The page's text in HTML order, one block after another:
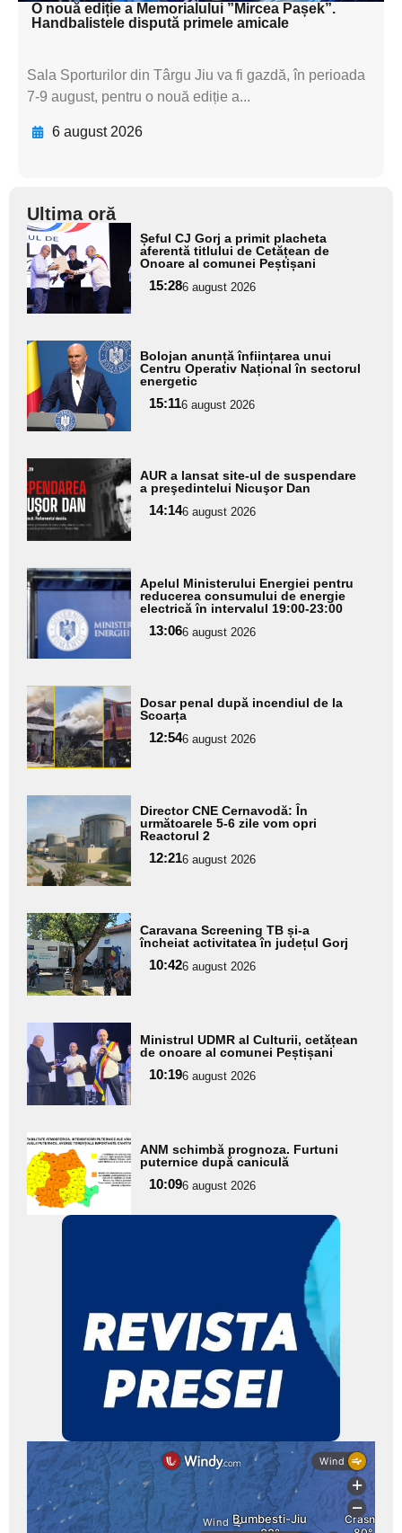
O nouă ediție a Memorialului ”Mircea Pașek”.
Handbalistele dispută primele amicale
Sala Sporturilor din Târgu Jiu va fi gazdă, în perioada
7-9 august, pentru o nouă ediție a...
6 august 2026
Ultima oră
Adaugă
aici textul
pentru
subtitlu
Șeful CJ Gorj a primit placheta
aferentă titlului de Cetățean de
Onoare al comunei Peștișani
15:286 august 2026
Adaugă
aici textul
pentru
subtitlu
Bolojan anunță înființarea unui
Centru Operativ Național în sectorul
energetic
15:116 august 2026
Adaugă
aici textul
pentru
subtitlu
AUR a lansat site-ul de suspendare
a preşedintelui Nicuşor Dan
14:146 august 2026
Adaugă
aici textul
pentru
subtitlu
Apelul Ministerului Energiei pentru
reducerea consumului de energie
electrică în intervalul 19:00-23:00
13:066 august 2026
Adaugă
aici textul
pentru
subtitlu
Dosar penal după incendiul de la
Scoarța
12:546 august 2026
Adaugă
aici textul
pentru
subtitlu
Director CNE Cernavodă: În
următoarele 5-6 zile vom opri
Reactorul 2
12:216 august 2026
Adaugă
aici textul
pentru
subtitlu
Caravana Screening TB și-a
încheiat activitatea în județul Gorj
10:426 august 2026
Adaugă
aici textul
pentru
subtitlu
Ministrul UDMR al Culturii, cetățean
de onoare al comunei Peștișani
10:196 august 2026
Adaugă
aici textul
pentru
subtitlu
ANM schimbă prognoza. Furtuni
puternice după caniculă
10:096 august 2026